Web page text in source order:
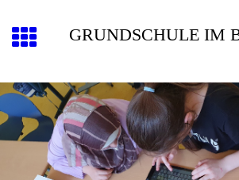
GRUNDSCHULE IM